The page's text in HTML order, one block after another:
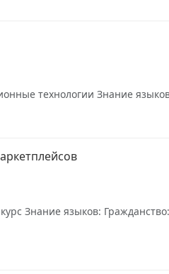
технологии Знание
Знание языков: